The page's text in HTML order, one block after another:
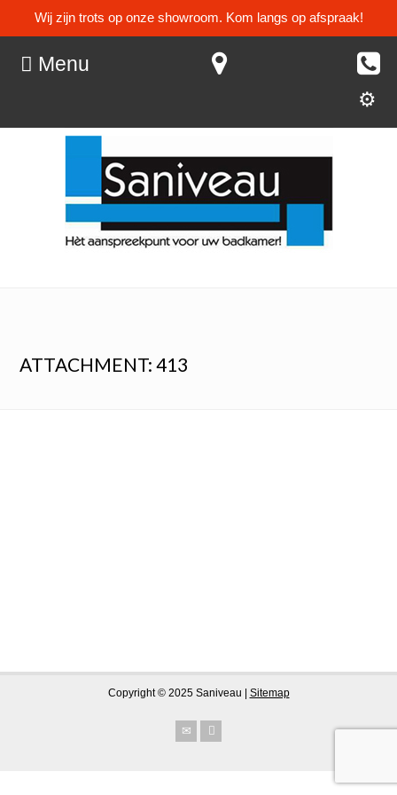
Wij zijn trots op onze showroom. Kom langs op afspraak!
Menu
ATTACHMENT: 413
Copyright © 2025 Saniveau | Sitemap